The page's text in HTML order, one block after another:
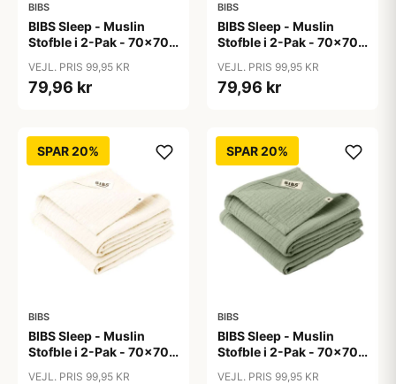
BIBS
BIBS Sleep - Muslin
Stofble i 2-Pak - 70x70
VEJL. PRIS 99,95 KR
79,96 kr
BIBS
BIBS Sleep - Muslin
Stofble i 2-Pak - 70x70
VEJL. PRIS 99,95 KR
79,96 kr
SPAR 20%
BIBS
BIBS Sleep - Muslin
Stofble i 2-Pak - 70x70
VEJL. PRIS 99,95 KR
SPAR 20%
BIBS
BIBS Sleep - Muslin
Stofble i 2-Pak - 70x70
VEJL. PRIS 99,95 KR